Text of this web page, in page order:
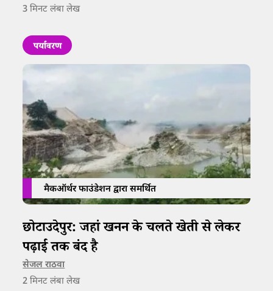
3 मिनट लंबा लेख
पर्यावरण
मैकऑर्थर फाउंडेशन द्वारा समर्थित
छोटाउदेपुर: जहां खनन के चलते खेती से लेकर
पढ़ाई तक बंद है
सेजल राठवा
2 मिनट लंबा लेख